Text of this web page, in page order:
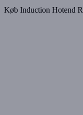
Køb Induction Hotend